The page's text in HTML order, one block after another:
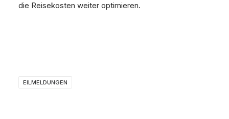
die Reisekosten weiter optimieren.
EILMELDUNGEN